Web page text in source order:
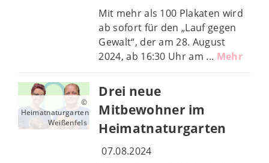
Mit mehr als 100 Plakaten wird
ab sofort für den „Lauf gegen
Gewalt“, der am 28. August
2024, ab 16:30 Uhr am ... Mehr
©
Heimatnaturgarten
Weißenfels
Drei neue
Mitbewohner im
Heimatnaturgarten
07.08.2024